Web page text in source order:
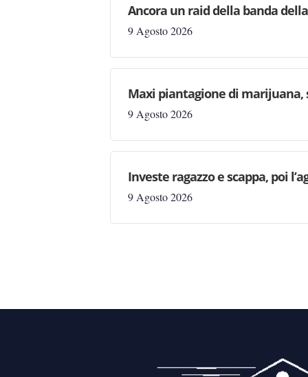
Ancora un raid della banda
9 Agosto 2026
Maxi piantagione di
9 Agosto 2026
Investe ragazzo e scappa, poi
9 Agosto 2026